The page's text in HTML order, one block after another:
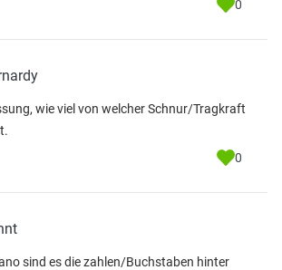
0
wie viel von welcher Schnur/Tragkraft
0
sind es die zahlen/Buchstaben hinter